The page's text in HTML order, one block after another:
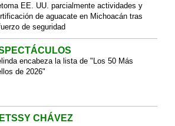
EE. UU. parcialmente actividades y
de aguacate en Michoacán tras
de seguridad
encabeza la lista de "Los 50 Más
de 2026"
CHÁVEZ